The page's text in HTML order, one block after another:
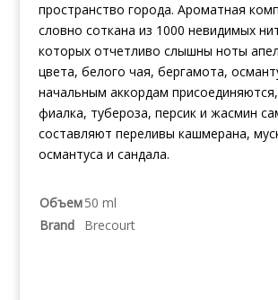
пространство города. Ароматная
словно соткана из 1000 невидимых
которых отчетливо слышны ноты
цвета, белого чая, бергамота,
начальным аккордам
фиалка, тубероза, персик и жасмин
составляют переливы кашмерана,
османтуса и сандала.
Объем50 ml
Brand
Brecourt